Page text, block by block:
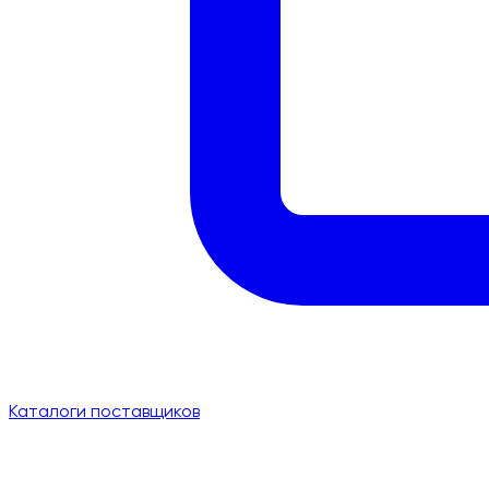
Каталоги поставщиков